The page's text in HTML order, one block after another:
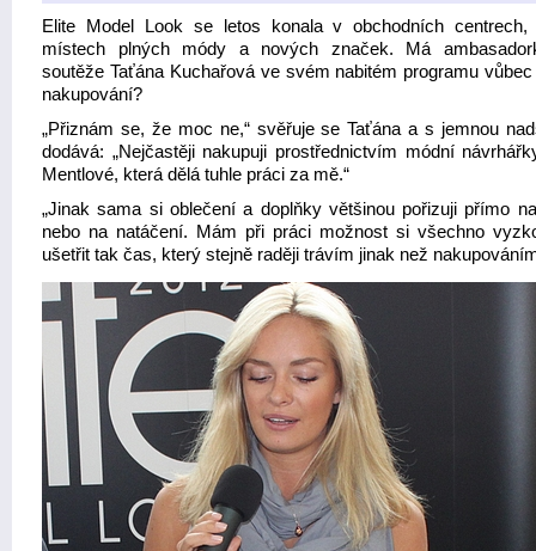
Elite Model Look se letos konala v obchodních
místech plných módy a nových značek. Má
soutěže Taťána Kuchařová ve svém nabitém programu
nakupování?
„Přiznám se, že moc ne,“ svěřuje se Taťána a s jemnou
dodává: „Nejčastěji nakupuji prostřednictvím módní
Mentlové, která dělá tuhle práci za mě.“
„Jinak sama si oblečení a doplňky většinou pořizuji přímo
nebo na natáčení. Mám při práci možnost si všechno
ušetřit tak čas, který stejně raději trávím jinak než